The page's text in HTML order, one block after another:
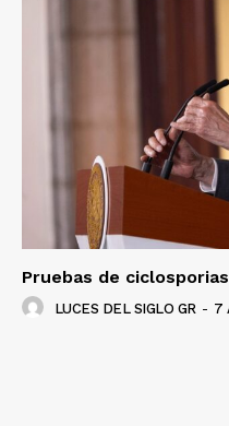
Pruebas de
LUCES DEL SIGLO GR - 7